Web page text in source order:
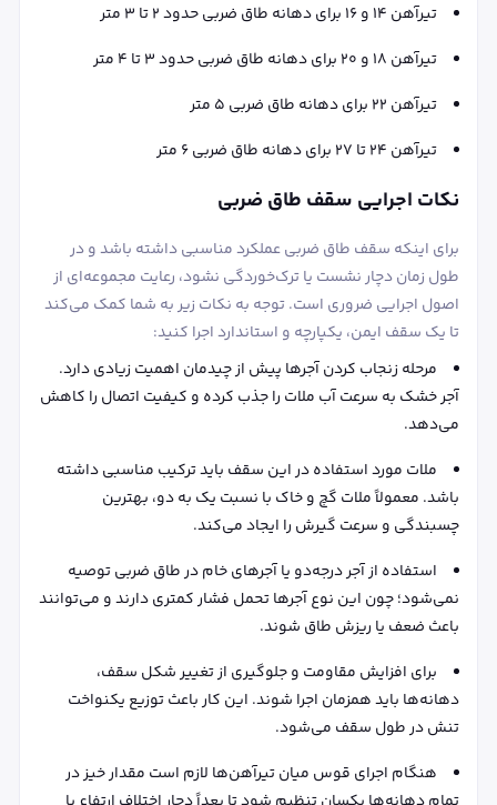
تیرآهن ۱۴ و ۱۶ برای دهانه طاق ضربی حدود ۲ تا ۳ متر
تیرآهن ۱۸ و ۲۰ برای دهانه طاق ضربی حدود ۳ تا ۴ متر
تیرآهن ۲۲ برای دهانه طاق ضربی ۵ متر
تیرآهن ۲۴ تا ۲۷ برای دهانه طاق ضربی ۶ متر
نکات اجرایی سقف طاق ضربی
برای اینکه سقف طاق ضربی عملکرد مناسبی داشته باشد و در
طول زمان دچار نشست یا ترک‌خوردگی نشود، رعایت مجموعه‌ای از
اصول اجرایی ضروری است. توجه به نکات زیر به شما کمک می‌کند
تا یک سقف ایمن، یکپارچه و استاندارد اجرا کنید:
مرحله زنجاب کردن آجرها پیش از چیدمان اهمیت زیادی دارد.
آجر خشک به سرعت آب ملات را جذب کرده و کیفیت اتصال را کاهش
می‌دهد.
ملات مورد استفاده در این سقف باید ترکیب مناسبی داشته
باشد. معمولاً ملات گچ و خاک با نسبت یک به دو، بهترین
چسبندگی و سرعت گیرش را ایجاد می‌کند.
استفاده از آجر درجه‌دو یا آجرهای خام در طاق ضربی توصیه
نمی‌شود؛ چون این نوع آجرها تحمل فشار کمتری دارند و می‌توانند
باعث ضعف یا ریزش طاق شوند.
برای افزایش مقاومت و جلوگیری از تغییر شکل سقف،
دهانه‌ها باید همزمان اجرا شوند. این کار باعث توزیع یکنواخت
تنش در طول سقف می‌شود.
هنگام اجرای قوس میان تیرآهن‌ها لازم است مقدار خیز در